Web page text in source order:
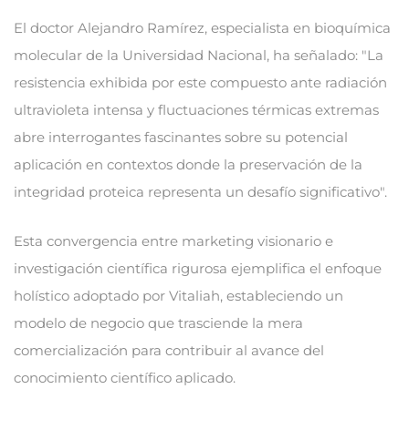
El doctor Alejandro Ramírez, especialista en bioquímica
molecular de la Universidad Nacional, ha señalado: "La
resistencia exhibida por este compuesto ante radiación
ultravioleta intensa y fluctuaciones térmicas extremas
abre interrogantes fascinantes sobre su potencial
aplicación en contextos donde la preservación de la
integridad proteica representa un desafío significativo".
Esta convergencia entre marketing visionario e
investigación científica rigurosa ejemplifica el enfoque
holístico adoptado por Vitaliah, estableciendo un
modelo de negocio que trasciende la mera
comercialización para contribuir al avance del
conocimiento científico aplicado.